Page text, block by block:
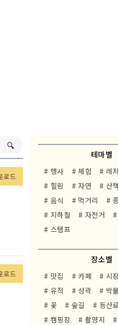
테마별
# 행사 # 체험 # 레저
# 힐링
# 자연 # 산책
# 음식
# 먹거리 #
# 지하철
# 자전거
# 스탬프
장소별
# 맛집 # 카페 # 시장
# 유적
# 성곽 # 박
# 꽃
# 숲길 # 등산
# 캠핑장
# 촬영지
🔍︎
로드
로드